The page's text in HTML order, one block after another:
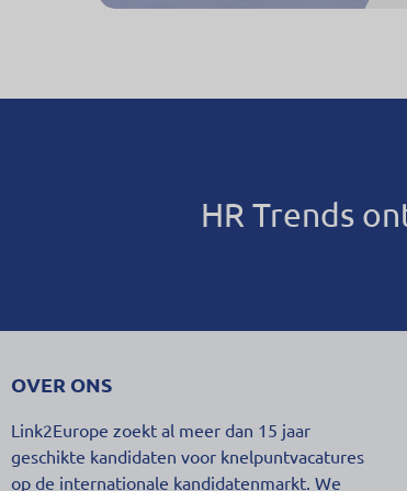
HR Trends
OVER ONS
Link2Europe zoekt al meer dan 15 jaar
geschikte kandidaten voor knelpuntvacatures
op de internationale kandidatenmarkt. We